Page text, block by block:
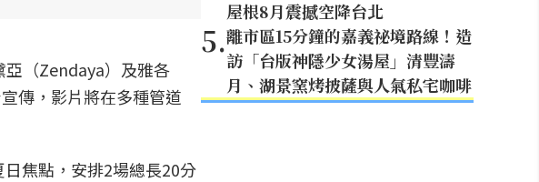
（Zendaya）及雅各
傳，影片將在多種管道
焦點，安排2場總長20分
屋根8月震撼空降台北
5.離市區15分鐘的嘉義祕境路線！造
訪「台版神隱少女湯屋」清豐濤
月、湖景窯烤披薩與人氣私宅咖啡